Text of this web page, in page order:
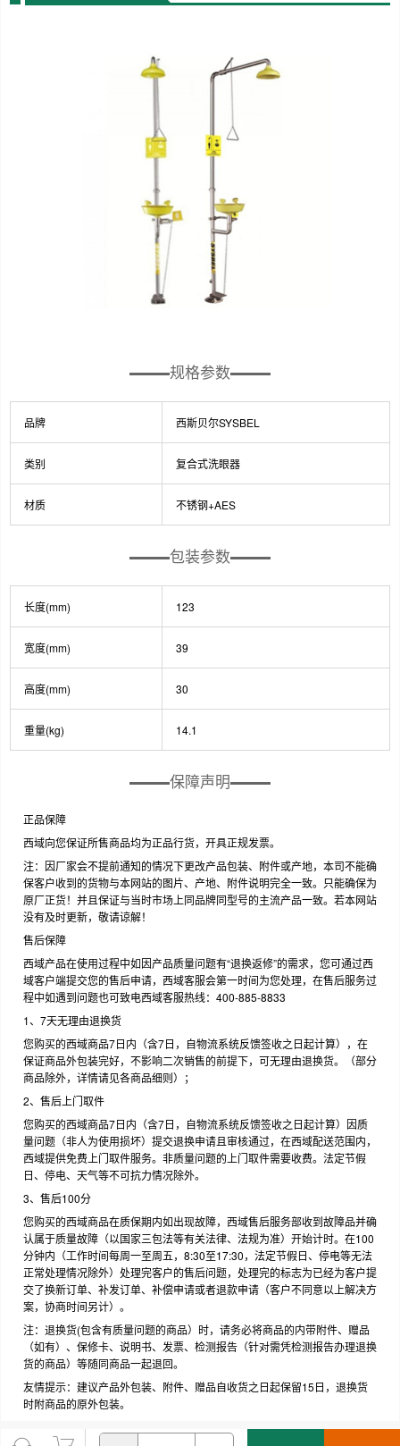
规格参数
品牌 西斯贝尔SYSBEL
类别 复合式洗眼器
材质 不锈钢+AES
包装参数
长度(mm) 123
宽度(mm) 39
高度(mm) 30
重量(kg) 14.1
保障声明
正品保障
西域向您保证所售商品均为正品行货，开具正规发票。
注：因厂家会不提前通知的情况下更改产品包装、附件或产地，本司不能确
保客户收到的货物与本网站的图片、产地、附件说明完全一致。只能确保为
原厂正货！并且保证与当时市场上同品牌同型号的主流产品一致。若本网站
没有及时更新，敬请谅解！
售后保障
西域产品在使用过程中如因产品质量问题有“退换返修”的需求，您可通过西
域客户端提交您的售后申请，西域客服会第一时间为您处理，在售后服务过
程中如遇到问题也可致电西域客服热线：400-885-8833
1、7天无理由退换货
您购买的西域商品7日内（含7日，自物流系统反馈签收之日起计算），在
保证商品外包装完好，不影响二次销售的前提下，可无理由退换货。（部分
商品除外，详情请见各商品细则）；
2、售后上门取件
您购买的西域商品7日内（含7日，自物流系统反馈签收之日起计算）因质
量问题（非人为使用损坏）提交退换申请且审核通过，在西域配送范围内，
西域提供免费上门取件服务。非质量问题的上门取件需要收费。法定节假
日、停电、天气等不可抗力情况除外。
3、售后100分
您购买的西域商品在质保期内如出现故障，西域售后服务部收到故障品并确
认属于质量故障（以国家三包法等有关法律、法规为准）开始计时。在100
分钟内（工作时间每周一至周五，8:30至17:30，法定节假日、停电等无法
正常处理情况除外）处理完客户的售后问题，处理完的标志为已经为客户提
交了换新订单、补发订单、补偿申请或者退款申请（客户不同意以上解决方
案，协商时间另计）。
注：退换货(包含有质量问题的商品）时，请务必将商品的内带附件、赠品
（如有）、保修卡、说明书、发票、检测报告（针对需凭检测报告办理退换
货的商品）等随同商品一起退回。
友情提示：建议产品外包装、附件、赠品自收货之日起保留15日，退换货
时附商品的原外包装。